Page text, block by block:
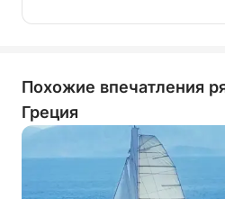
Похожие впечатления
Греция